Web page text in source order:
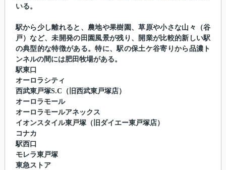
いる。
駅から少し離れると、農地や果樹園、草原や小さな山々（谷
戸）など、未開発の田園風景が残り、開業が比較的新しい駅
の典型的な特徴がある。特に、駅の保土ケ谷寄りから品濃ト
ンネルの間には肥田牧場がある。
駅東口
オーロラシティ
西武東戸塚S.C（旧西武東戸塚店）
オーロラモール
オーロラモールアネックス
イオンスタイル東戸塚（旧ダイエー東戸塚店）
コナカ
駅西口
モレラ東戸塚
東急ストア